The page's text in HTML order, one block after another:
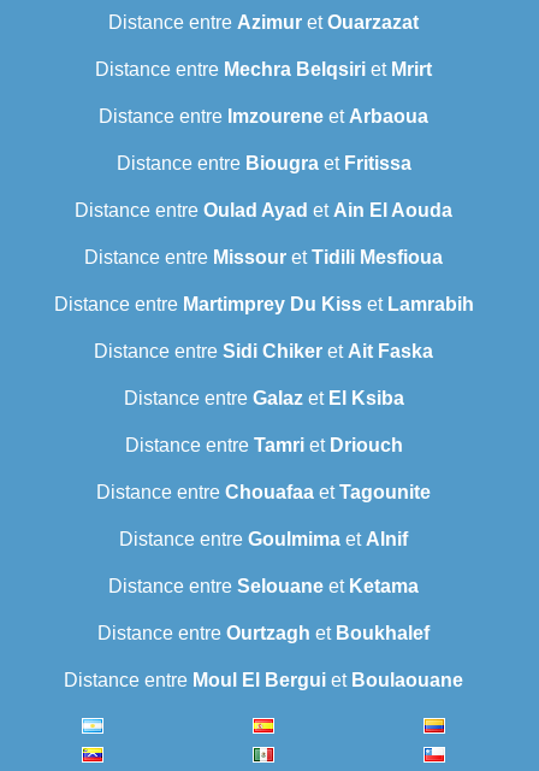
Distance entre Azimur etOuarzazat
Distance entre Mechra Belqsiri et Mrirt
Distance entre Imzourene et Arbaoua
Distance entre Biougraet Fritissa
Distance entre Oulad Ayad et Ain El Aouda
Distance entre Missour etTidili Mesfioua
Distance entre Martimprey Du Kisset Lamrabih
Distance entre Sidi Chiker et Ait Faska
Distance entre Galazet El Ksiba
Distance entre Tamriet Driouch
Distance entre Chouafaa etTagounite
Distance entre Goulmima et Alnif
Distance entre Selouane et Ketama
Distance entre Ourtzagh et Boukhalef
Distance entre Moul El Bergui et Boulaouane